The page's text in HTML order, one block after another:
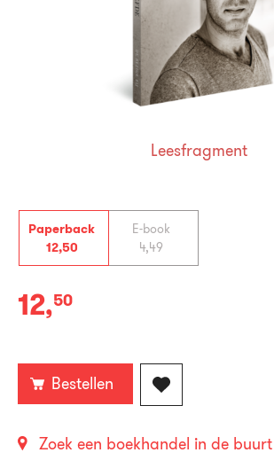
Paperback
12,50
E-book
4,49
Paperback:
12,50
Bestellen
Zoek een boekhandel in de buurt
Leesfragment